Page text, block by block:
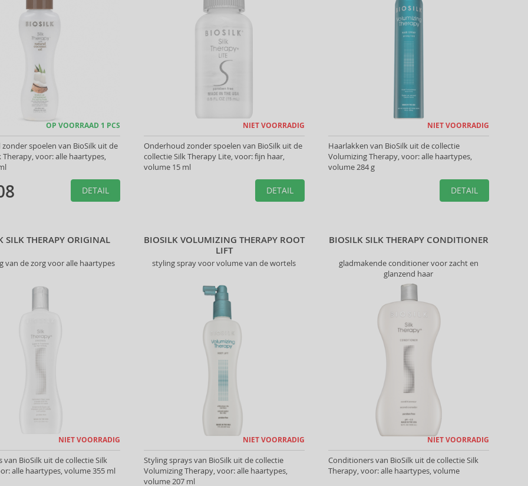
OP VOORRAAD 1 PCS
spoelen van BioSilk uit de
Therapy, voor: alle haartypes,
DETAIL
NIET VOORRADIG
Onderhoud zonder spoelen van BioSilk uit de
collectie Silk Therapy Lite, voor: fijn haar,
volume 15 ml
DETAIL
NIET VOORRADIG
Haarlakken van BioSilk uit de collectie
Volumizing Therapy, voor: alle haartypes,
volume 284 g
DETAIL
SILK THERAPY ORIGINAL
van de zorg voor alle haartypes
NIET VOORRADIG
van BioSilk uit de collectie Silk
alle haartypes, volume 355 ml
BIOSILK VOLUMIZING THERAPY ROOT
LIFT
styling spray voor volume van de wortels
NIET VOORRADIG
Styling sprays van BioSilk uit de collectie
Volumizing Therapy, voor: alle haartypes,
volume 207 ml
BIOSILK SILK THERAPY CONDITIONER
gladmakende conditioner voor zacht en
glanzend haar
NIET VOORRADIG
Conditioners van BioSilk uit de collectie Silk
Therapy, voor: alle haartypes, volume